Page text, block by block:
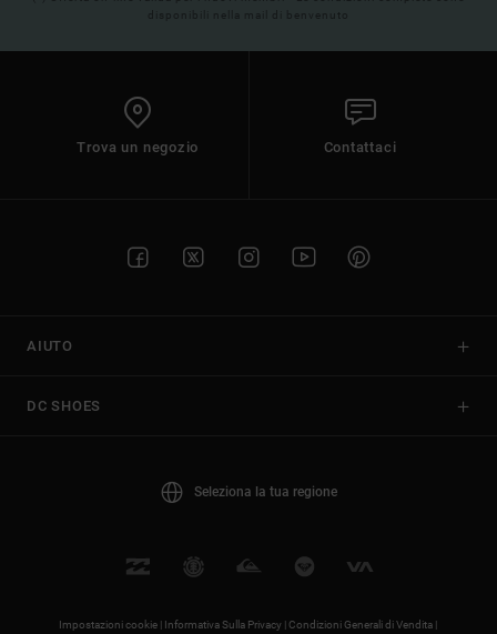
disponibili nella mail di benvenuto
Trova un negozio Contattaci
AIUTO
DC SHOES
Seleziona la tua regione
Impostazioni cookie | Informativa Sulla Privacy | Condizioni Generali di Vendita |